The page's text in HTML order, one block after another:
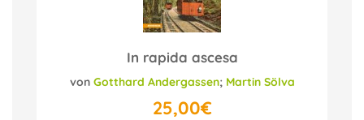
In rapida ascesa
von Gotthard Andergassen; Martin Sölva
25,00€